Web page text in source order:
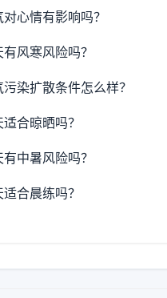
心情有影响吗？
风寒风险吗？
染扩散条件怎么样？
合晾晒吗？
中暑风险吗？
合晨练吗？